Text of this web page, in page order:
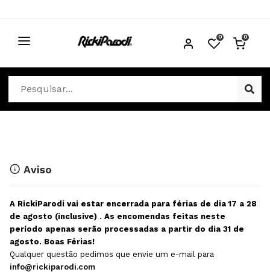
0 0
CABELO
Cosmética Capilar
Equipamentos Elétricos
Escovas e Pente
Extensões
Depilação
Descartáveis Estética
Diversos Estética
Equipamentos Depilação
Aviso
A RickiParodi vai estar encerrada para férias de dia 17 a 28
de agosto (inclusive) . As encomendas feitas neste
período apenas serão processadas a partir do dia 31 de
agosto. Boas Férias!
Qualquer questão pedimos que envie um e-mail para
info@rickiparodi.com